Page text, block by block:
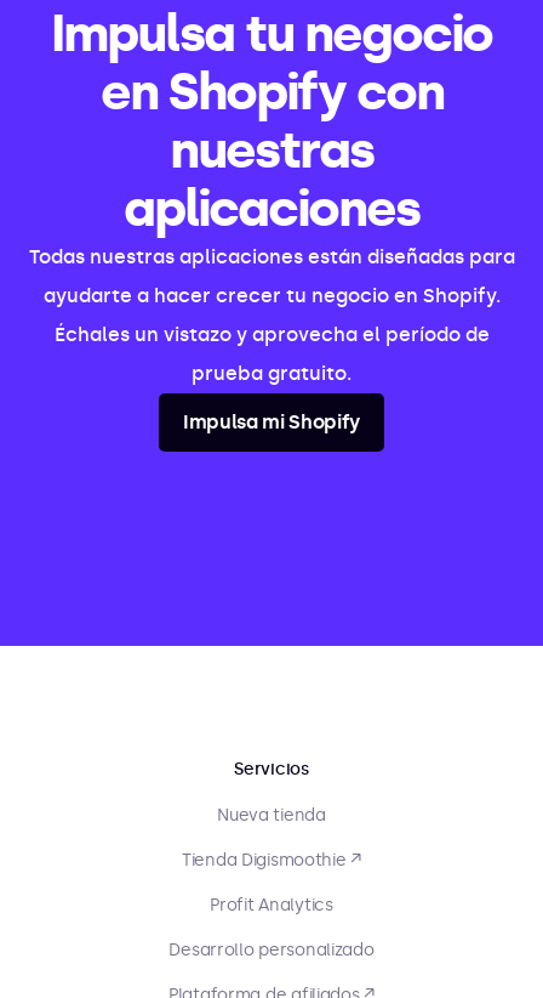
Impulsa tu negocio
en Shopify con
nuestras
aplicaciones
Todas nuestras aplicaciones están diseñadas para
ayudarte a hacer crecer tu negocio en Shopify.
Échales un vistazo y aprovecha el período de
prueba gratuito.
Impulsa mi Shopify
Servicios
Nueva tienda
Tienda Digismoothie ↗
Profit Analytics
Desarrollo personalizado